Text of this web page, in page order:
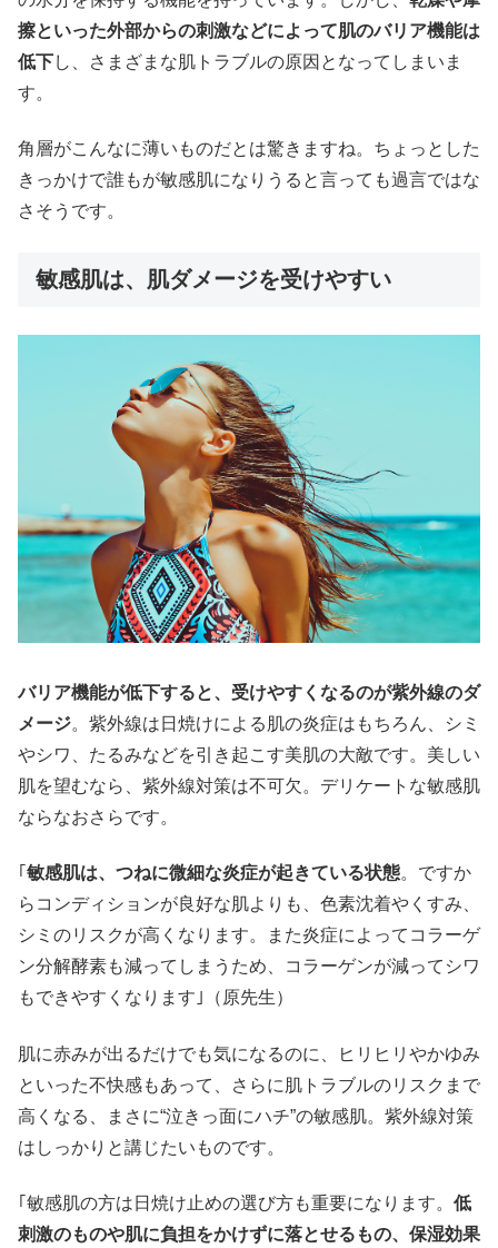
擦といった外部からの刺激などによって肌のバリア機能は
低下し、さまざまな肌トラブルの原因となってしまいま
す。
角層がこんなに薄いものだとは驚きますね。ちょっとした
きっかけで誰もが敏感肌になりうると言っても過言ではな
さそうです。
敏感肌は、肌ダメージを受けやすい
バリア機能が低下すると、受けやすくなるのが紫外線のダ
メージ。紫外線は日焼けによる肌の炎症はもちろん、シミ
やシワ、たるみなどを引き起こす美肌の大敵です。美しい
肌を望むなら、紫外線対策は不可欠。デリケートな敏感肌
ならなおさらです。
｢ 敏感肌は、つねに微細な炎症が起きている状態。ですか
らコンディションが良好な肌よりも、色素沈着やくすみ、
シミのリスクが高くなります。また炎症によってコラーゲ
ン分解酵素も減ってしまうため、コラーゲンが減ってシワ
もできやすくなります｣（原先生）
肌に赤みが出るだけでも気になるのに、ヒリヒリやかゆみ
といった不快感もあって、さらに肌トラブルのリスクまで
高くなる、まさに“泣きっ面にハチ”の敏感肌。紫外線対策
はしっかりと講じたいものです。
｢敏感肌の方は日焼け止めの選び方も重要になります。 低
刺激のものや肌に負担をかけずに落とせるもの、保湿効果